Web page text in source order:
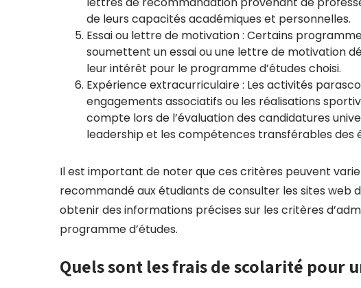
de leurs capacités académiques et personnelles.
Essai ou lettre de motivation : Certains
soumettent un essai ou une lettre de motivation
leur intérêt pour le programme d’études choisi.
Expérience extracurriculaire : Les activités
engagements associatifs ou les réalisations
compte lors de l’évaluation des candidatures
leadership et les compétences transférables des
Il est important de noter que ces critères peuvent
recommandé aux étudiants de consulter les sites web
obtenir des informations précises sur les critères
programme d’études.
Quels sont les frais de scolarité pour